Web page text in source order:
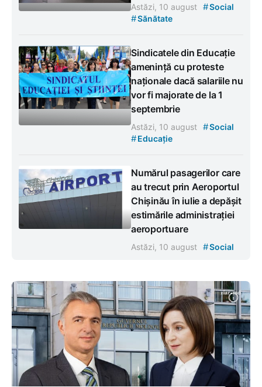
Astăzi, 10 august #Social
#Sănătate
Sindicatele din Educație
amenință cu proteste
naționale dacă salariile nu
vor fi majorate de la 1
septembrie
Astăzi, 10 august #Social
#Educație
Numărul pasagerilor care
au trecut prin Aeroportul
Chișinău în iulie a depășit
estimările administrației
aeroportuare
Astăzi, 10 august #Social